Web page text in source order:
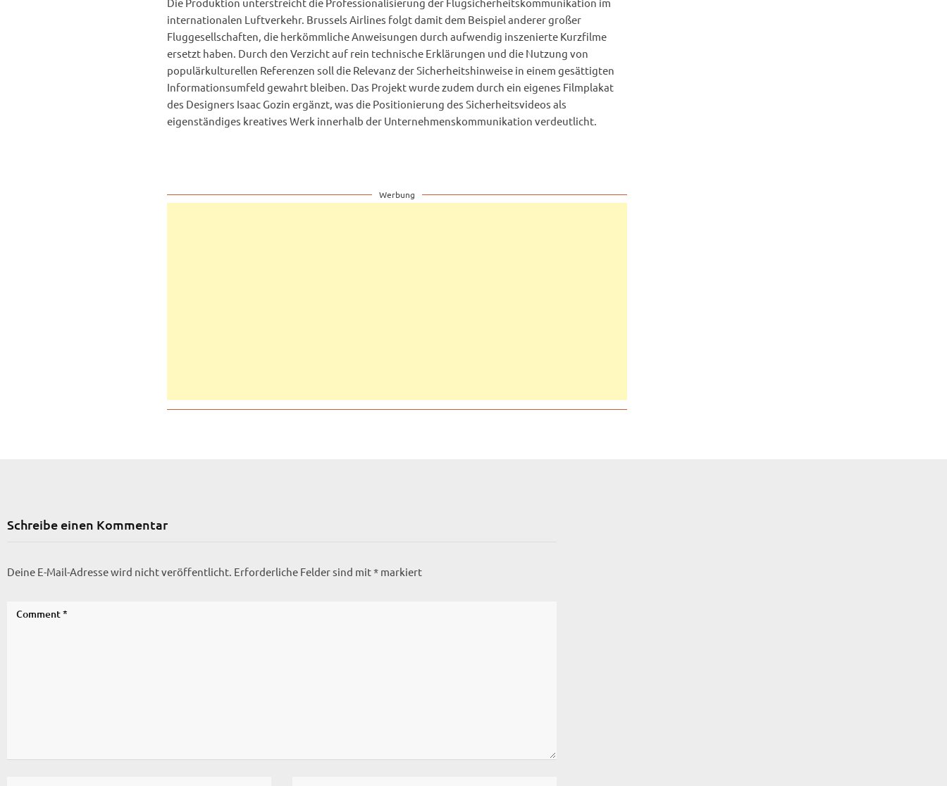
Die Produktion unterstreicht die Professionalisierung der Flugsicherheitskommunikation im
internationalen Luftverkehr. Brussels Airlines folgt damit dem Beispiel anderer großer
Fluggesellschaften, die herkömmliche Anweisungen durch aufwendig inszenierte Kurzfilme
ersetzt haben. Durch den Verzicht auf rein technische Erklärungen und die Nutzung von
populärkulturellen Referenzen soll die Relevanz der Sicherheitshinweise in einem gesättigten
Informationsumfeld gewahrt bleiben. Das Projekt wurde zudem durch ein eigenes Filmplakat
des Designers Isaac Gozin ergänzt, was die Positionierung des Sicherheitsvideos als
eigenständiges kreatives Werk innerhalb der Unternehmenskommunikation verdeutlicht.
Werbung
Schreibe einen Kommentar
Deine E-Mail-Adresse wird nicht veröffentlicht. Erforderliche Felder sind mit* markiert